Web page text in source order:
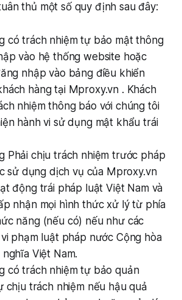
thủ một số quy định sau đây:
có trách nhiệm tự bảo mật thông
vào hệ thống website hoặc
nhập vào bảng điều khiển
hàng tại Mproxy.vn . Khách
nhiệm thông báo với chúng tôi
hành vi sử dụng mật khẩu trái
Phải chịu trách nhiệm trước pháp
sử dụng dịch vụ của Mproxy.vn
động trái pháp luật Việt Nam và
nhận mọi hình thức xử lý từ phía
năng (nếu có) nếu như các
vi phạm luật pháp nước Cộng hòa
nghĩa Việt Nam.
có trách nhiệm tự bảo quản
chịu trách nhiệm nếu hậu quả